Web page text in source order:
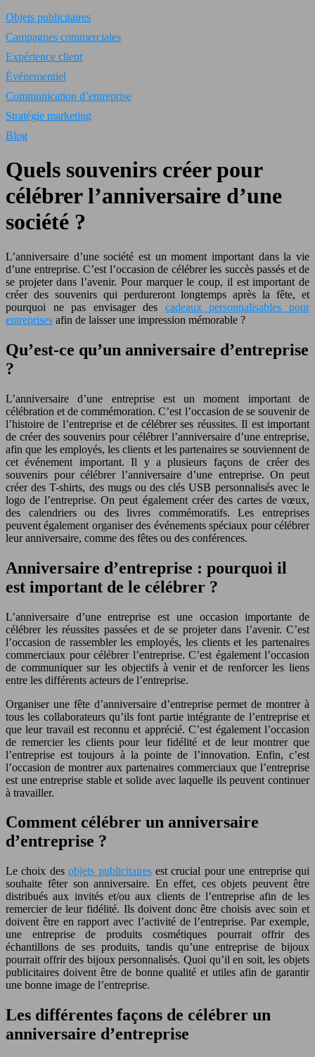
Objets publicitaires
Campagnes commerciales
Expérience client
Événementiel
Communication d’entreprise
Stratégie marketing
Blog
Quels souvenirs créer pour
célébrer l’anniversaire d’une
société ?
L’anniversaire d’une société est un moment important dans la vie
d’une entreprise. C’est l’occasion de célébrer les succès passés et de
se projeter dans l’avenir. Pour marquer le coup, il est important de
créer des souvenirs qui perdureront longtemps après la fête, et
pourquoi ne pas envisager des cadeaux personnalisables pour
entreprises afin de laisser une impression mémorable ?
Qu’est-ce qu’un anniversaire d’entreprise
?
L’anniversaire d’une entreprise est un moment important de
célébration et de commémoration. C’est l’occasion de se souvenir de
l’histoire de l’entreprise et de célébrer ses réussites. Il est important
de créer des souvenirs pour célébrer l’anniversaire d’une entreprise,
afin que les employés, les clients et les partenaires se souviennent de
cet événement important. Il y a plusieurs façons de créer des
souvenirs pour célébrer l’anniversaire d’une entreprise. On peut
créer des T-shirts, des mugs ou des clés USB personnalisés avec le
logo de l’entreprise. On peut également créer des cartes de vœux,
des calendriers ou des livres commémoratifs. Les entreprises
peuvent également organiser des événements spéciaux pour célébrer
leur anniversaire, comme des fêtes ou des conférences.
Anniversaire d’entreprise : pourquoi il
est important de le célébrer ?
L’anniversaire d’une entreprise est une occasion importante de
célébrer les réussites passées et de se projeter dans l’avenir. C’est
l’occasion de rassembler les employés, les clients et les partenaires
commerciaux pour célébrer l’entreprise. C’est également l’occasion
de communiquer sur les objectifs à venir et de renforcer les liens
entre les différents acteurs de l’entreprise.
Organiser une fête d’anniversaire d’entreprise permet de montrer à
tous les collaborateurs qu’ils font partie intégrante de l’entreprise et
que leur travail est reconnu et apprécié. C’est également l’occasion
de remercier les clients pour leur fidélité et de leur montrer que
l’entreprise est toujours à la pointe de l’innovation. Enfin, c’est
l’occasion de montrer aux partenaires commerciaux que l’entreprise
est une entreprise stable et solide avec laquelle ils peuvent continuer
à travailler.
Comment célébrer un anniversaire
d’entreprise ?
Le choix desobjets publicitairesest crucial pour une entreprise qui
souhaite fêter son anniversaire. En effet, ces objets peuvent être
distribués aux invités et/ou aux clients de l’entreprise afin de les
remercier de leur fidélité. Ils doivent donc être choisis avec soin et
doivent être en rapport avec l’activité de l’entreprise. Par exemple,
une entreprise de produits cosmétiques pourrait offrir des
échantillons de ses produits, tandis qu’une entreprise de bijoux
pourrait offrir des bijoux personnalisés. Quoi qu’il en soit, les objets
publicitaires doivent être de bonne qualité et utiles afin de garantir
une bonne image de l’entreprise.
Les différentes façons de célébrer un
anniversaire d’entreprise